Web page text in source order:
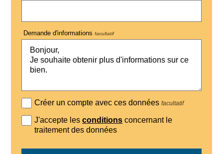
Demande d'informations facultatif
Créer un compte avec ces donnéesfacultatif
J'accepte lesconditions concernant le
traitement des données